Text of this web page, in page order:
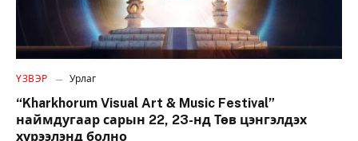
ҮЗВЭР Урлаг
“Kharkhorum Visual Art & Music Festival”
наймдугаар сарын 22, 23-нд Төв цэнгэлдэх
хүрээлэнд болно